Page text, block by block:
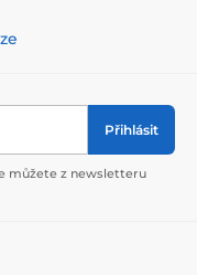
Přihlásit
můžete z newsletteru